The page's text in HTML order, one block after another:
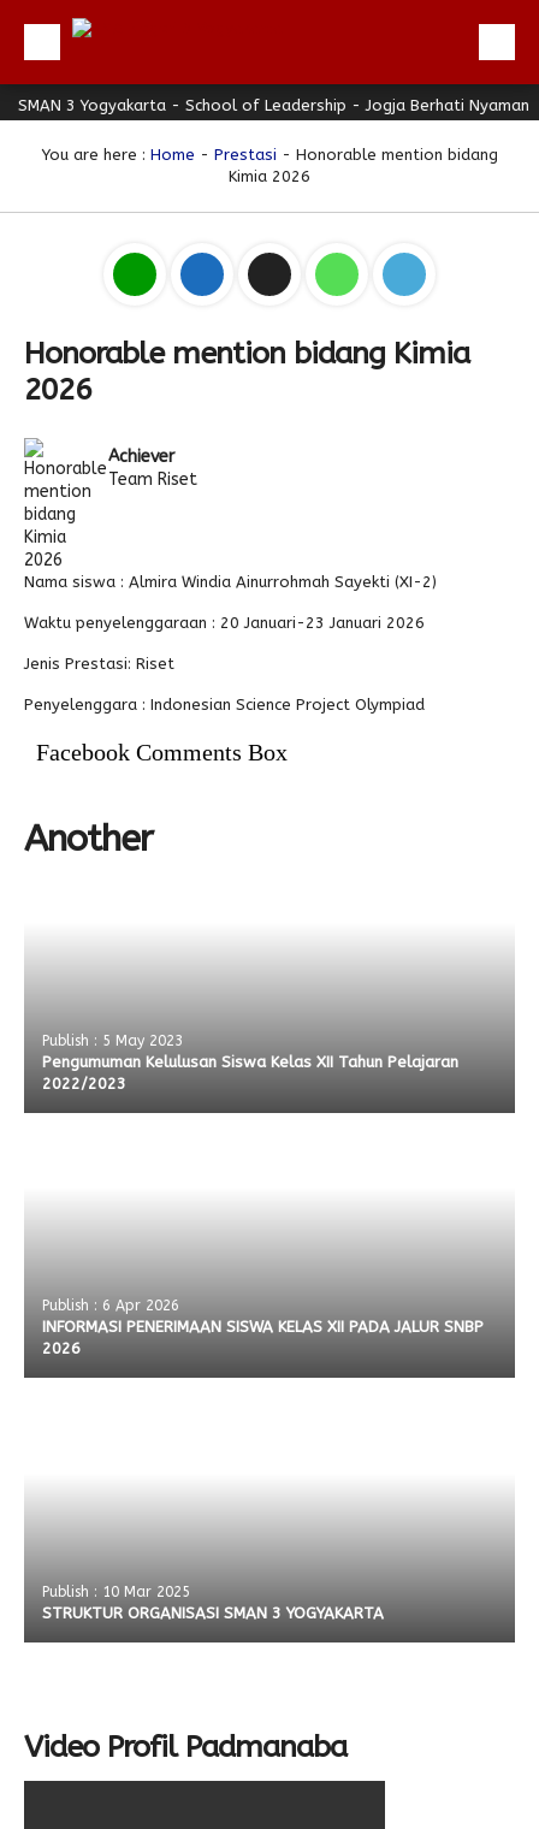
Beranda
Profil
Download
Bulletin
Link Referensi
PPDB
Alumni
3 Yogyakarta - School of Leadership - Jogja Berhati Nyaman
You are here : Home - Prestasi - Honorable mention bidang
Kimia 2026
Honorable mention bidang Kimia
2026
Achiever
Team Riset
Nama siswa : Almira Windia Ainurrohmah Sayekti (XI-2)
Waktu penyelenggaraan : 20 Januari-23 Januari 2026
Jenis Prestasi: Riset
Penyelenggara : Indonesian Science Project Olympiad
Facebook Comments Box
Another
Publish : 5 May 2023
Pengumuman Kelulusan Siswa Kelas XII Tahun Pelajaran
2022/2023
Publish : 6 Apr 2026
INFORMASI PENERIMAAN SISWA KELAS XII PADA JALUR SNBP
2026
Publish : 10 Mar 2025
STRUKTUR ORGANISASI SMAN 3 YOGYAKARTA
Video Profil Padmanaba